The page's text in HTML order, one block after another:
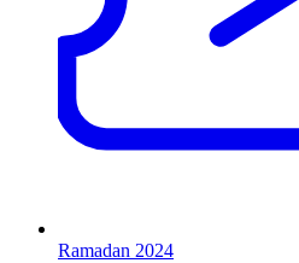
Ramadan 2024